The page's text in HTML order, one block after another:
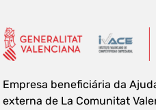
Empresa beneficiária da
externa de La Comunitat